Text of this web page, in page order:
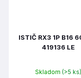
ISTIČ RX3 1P B16
419136 LE
Skladom (>5 ks)